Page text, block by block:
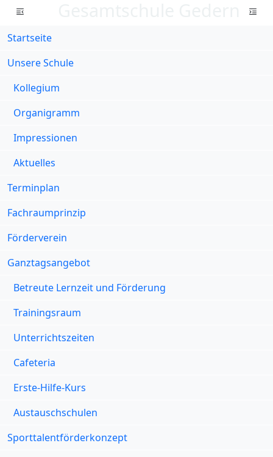
Startseite
Unsere Schule
Kollegium
Organigramm
Impressionen
Aktuelles
Terminplan
Fachraumprinzip
Förderverein
Ganztagsangebot
Betreute Lernzeit und Förderung
Trainingsraum
Unterrichtszeiten
Cafeteria
Erste-Hilfe-Kurs
Austauschschulen
Sporttalentförderkonzept